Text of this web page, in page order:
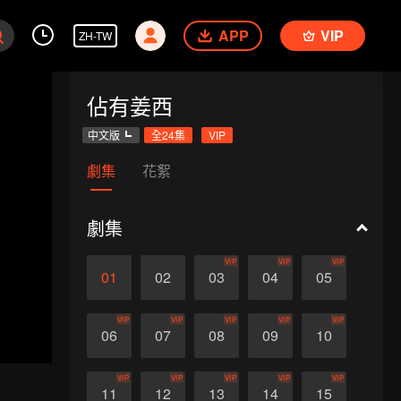
ZH-TW APP VIP
佔有姜西
中文版 全24集 VIP
劇集 花絮
劇集
01 02 03
VIP
04
VIP
05
VIP
06
VIP
07
VIP
08
VIP
09
VIP
10
VIP
11
VIP
12
VIP
13
VIP
14
VIP
15
VIP